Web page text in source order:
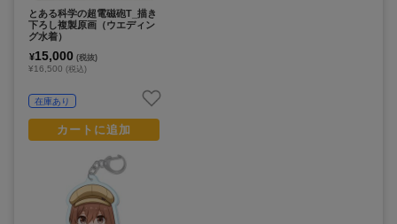
とある科学の超電磁砲T_描き
下ろし複製原画（ウエディン
グ水着）
¥15,000 (税抜)
¥16,500 (税込)
在庫あり
カートに追加